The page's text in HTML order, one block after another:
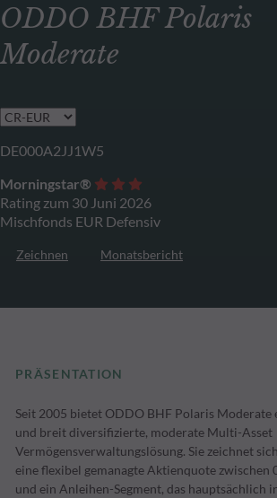
ODDO BHF Polaris
Moderate
DE000A2JJ1W5
Morningstar®
Rating zum 30 Juni 2026
Mischfonds EUR Defensiv
Zeichnen Monatsbericht
PRÄSENTATION
Seit 2005 bietet ODDO BHF Polaris Moderate
und breit diversifizierte, moderate Multi-Asset
Vermögensverwaltungslösung. Sie zeichnet
eine flexibel gemanagte Aktienquote zwischen
und ein Anleihen-Segment, das hauptsächlich